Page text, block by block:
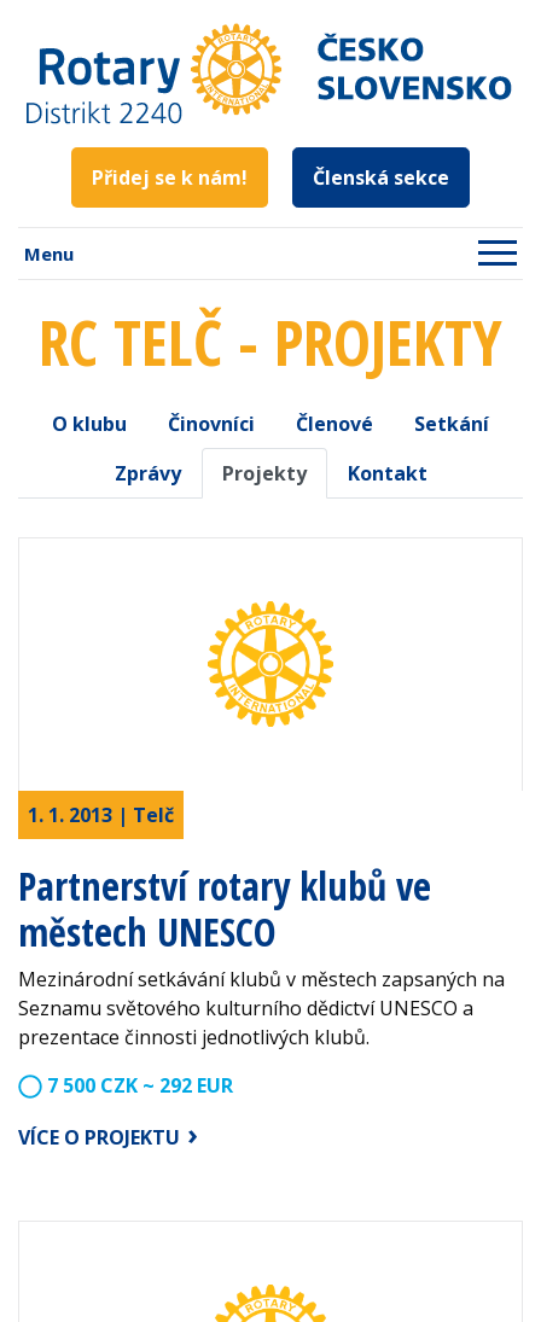
Přidej se k nám! Členská sekce
Menu
RC TELČ - PROJEKTY
O klubu Činovníci Členové
Setkání
Zprávy
Projekty Kontakt
1. 1. 2013 | Telč
Partnerství rotary klubů ve
městech UNESCO
Mezinárodní setkávání klubů v městech zapsaných na
Seznamu světového kulturního dědictví UNESCO a
prezentace činnosti jednotlivých klubů.
7 500 CZK ~ 292 EUR
VÍCE O PROJEKTU